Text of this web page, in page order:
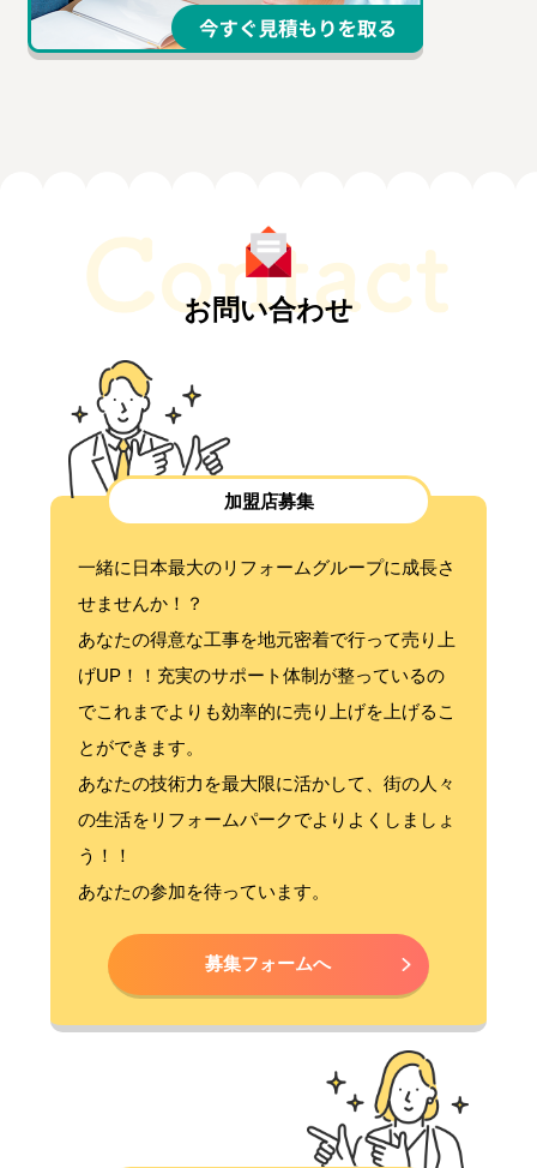
お問い合わせ
加盟店募集
一緒に日本最大のリフォームグループに成長さ
せませんか！？
あなたの得意な工事を地元密着で行って売り上
げUP！！充実のサポート体制が整っているの
でこれまでよりも効率的に売り上げを上げるこ
とができます。
あなたの技術力を最大限に活かして、街の人々
の生活をリフォームパークでよりよくしましょ
う！！
あなたの参加を待っています。
募集フォームへ